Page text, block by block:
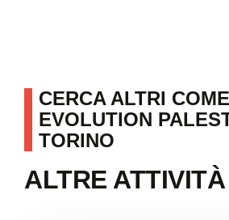
CERCA ALTRI
EVOLUTION
TORINO
ALTRE